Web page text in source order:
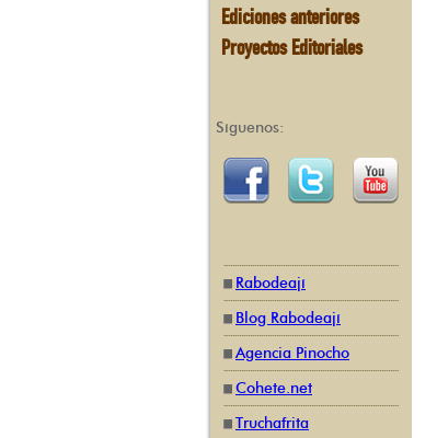
Ediciones anteriores
Proyectos Editoriales
Síguenos:
Rabodeají
Blog Rabodeají
Agencia Pinocho
Cohete.net
Truchafrita